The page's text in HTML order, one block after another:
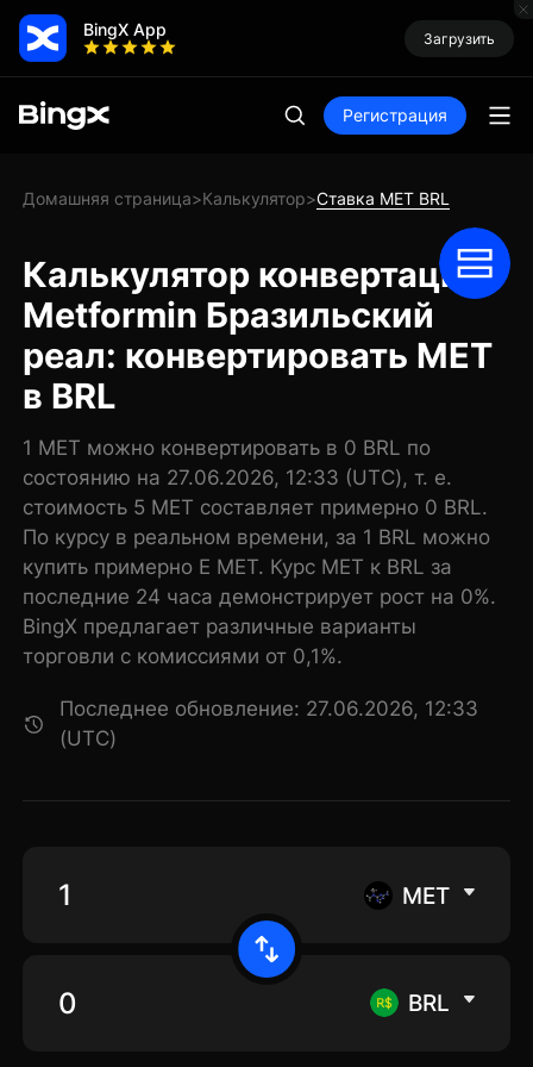
BingX App Загрузить
Регистрация
Домашняя страница>Калькулятор>Ставка MET BRL
Калькулятор конвертации
Metformin Бразильский
реал: конвертировать MET
в BRL
1 MET можно конвертировать в 0 BRL по
состоянию на 27.06.2026, 12:33 (UTC), т. е.
стоимость 5 MET составляет примерно 0 BRL.
По курсу в реальном времени, за 1 BRL можно
купить примерно E MET. Курс MET к BRL за
последние 24 часа демонстрирует рост на 0%.
BingX предлагает различные варианты
торговли с комиссиями от 0,1%.
Последнее обновление: 27.06.2026, 12:33
(UTC)
MET
BRL